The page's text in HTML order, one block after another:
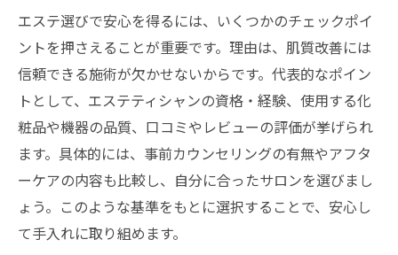
エステ選びで安心を得るには、いくつかのチェックポイ
ントを押さえることが重要です。理由は、肌質改善には
信頼できる施術が欠かせないからです。代表的なポイン
トとして、エステティシャンの資格・経験、使用する化
粧品や機器の品質、口コミやレビューの評価が挙げられ
ます。具体的には、事前カウンセリングの有無やアフタ
ーケアの内容も比較し、自分に合ったサロンを選びまし
ょう。このような基準をもとに選択することで、安心し
て手入れに取り組めます。